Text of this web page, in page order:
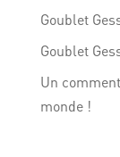
Goublet
Goublet
Un
monde !